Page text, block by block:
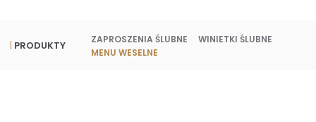
PRODUKTY ZAPROSZENIA ŚLUBNE
WINIETKI ŚLUBNE
MENU WESELNE